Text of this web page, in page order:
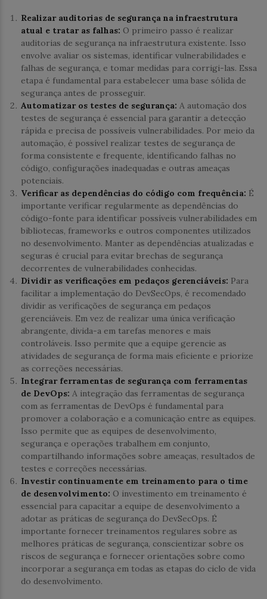
Realizar auditorias de segurança na infraestrutura
atual e tratar as falhas: O primeiro passo é realizar
auditorias de segurança na infraestrutura existente. Isso
envolve avaliar os sistemas, identificar vulnerabilidades e
falhas de segurança, e tomar medidas para corrigi-las. Essa
etapa é fundamental para estabelecer uma base sólida de
segurança antes de prosseguir.
Automatizar os testes de segurança: A automação dos
testes de segurança é essencial para garantir a detecção
rápida e precisa de possíveis vulnerabilidades. Por meio da
automação, é possível realizar testes de segurança de
forma consistente e frequente, identificando falhas no
código, configurações inadequadas e outras ameaças
potenciais.
Verificar as dependências do código com frequência: É
importante verificar regularmente as dependências do
código-fonte para identificar possíveis vulnerabilidades em
bibliotecas, frameworks e outros componentes utilizados
no desenvolvimento. Manter as dependências atualizadas e
seguras é crucial para evitar brechas de segurança
decorrentes de vulnerabilidades conhecidas.
Dividir as verificações em pedaços gerenciáveis: Para
facilitar a implementação do DevSecOps, é recomendado
dividir as verificações de segurança em pedaços
gerenciáveis. Em vez de realizar uma única verificação
abrangente, divida-a em tarefas menores e mais
controláveis. Isso permite que a equipe gerencie as
atividades de segurança de forma mais eficiente e priorize
as correções necessárias.
Integrar ferramentas de segurança com ferramentas
de DevOps: A integração das ferramentas de segurança
com as ferramentas de DevOps é fundamental para
promover a colaboração e a comunicação entre as equipes.
Isso permite que as equipes de desenvolvimento,
segurança e operações trabalhem em conjunto,
compartilhando informações sobre ameaças, resultados de
testes e correções necessárias.
Investir continuamente em treinamento para o time
de desenvolvimento: O investimento em treinamento é
essencial para capacitar a equipe de desenvolvimento a
adotar as práticas de segurança do DevSecOps. É
importante fornecer treinamentos regulares sobre as
melhores práticas de segurança, conscientizar sobre os
riscos de segurança e fornecer orientações sobre como
incorporar a segurança em todas as etapas do ciclo de vida
do desenvolvimento.